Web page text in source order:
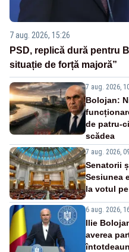
7 aug. 2026, 15:26
PSD, replică dură pentru
situație de forță majoră”
7 aug. 2026,
Bolojan:
de patru-
scădea
7 aug. 2026,
Senatorii
Sesiunea
la votul
6 aug. 2026,
Ilie
averea